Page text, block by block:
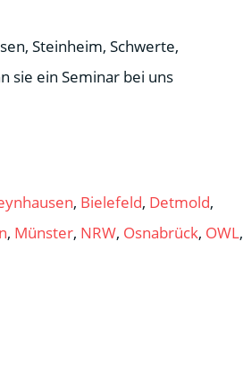
Steinheim, Schwerte,
sie ein Seminar bei uns
, Bielefeld, Detmold,
, Münster, NRW, Osnabrück, OWL,